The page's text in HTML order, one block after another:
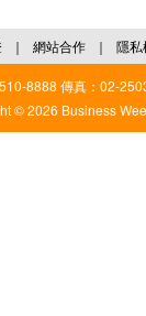
｜ 網站合作 ｜ 隱私
8888 傳真：02-
© 2026 Business